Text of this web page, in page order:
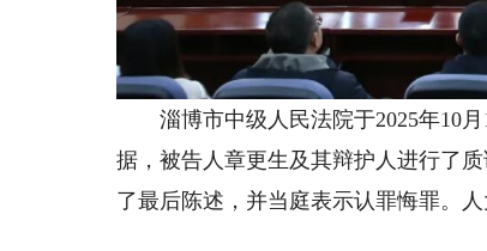
淄博市中级人民法院于2025年10月
据，被告人章更生及其辩护人进行了
了最后陈述，并当庭表示认罪悔罪。